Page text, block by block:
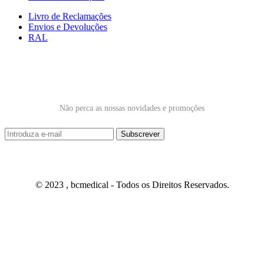
Livro de Reclamações
Envios e Devoluções
RAL
Não perca as nossas novidades e promoções
© 2023 , bcmedical - Todos os Direitos Reservados.